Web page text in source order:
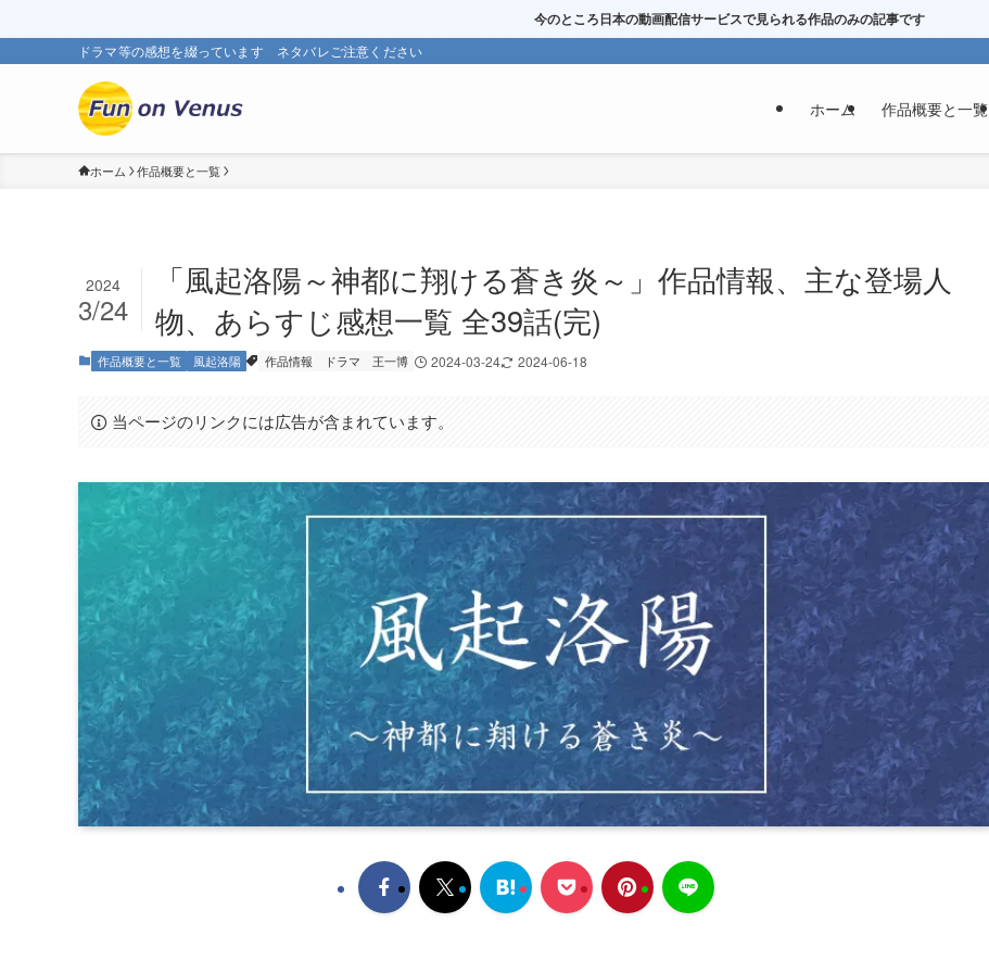
今のところ日本の動画配信サービスで見られる作品のみの記事です
ドラマ等の感想を綴っています ネタバレご注意ください
ホーム 作品概要と一覧
ホーム 作品概要と一覧
「風起洛陽～神都に翔ける蒼き炎～」作品情報、主な登場人
物、あらすじ感想一覧 全39話(完)
2024
3/24
作品概要と一覧 風起洛陽 作品情報 ドラマ 王一博 2024-03-24 2024-06-18
当ページのリンクには広告が含まれています。